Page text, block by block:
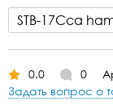
0.0 0
Задать вопрос о